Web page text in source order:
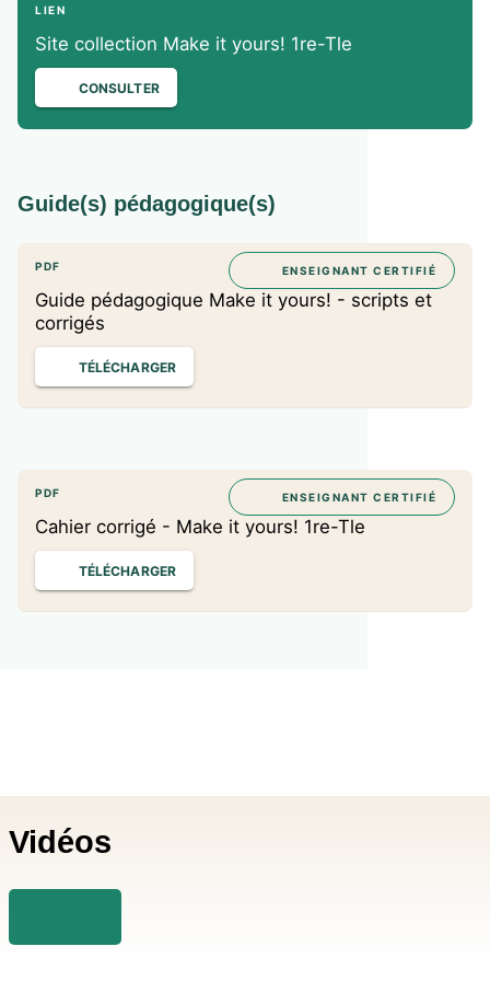
LIEN
Site collection Make it yours! 1re-Tle
CONSULTER
Guide(s) pédagogique(s)
PDF
Guide pédagogique Make it yours! - scripts et
corrigés
ENSEIGNANT CERTIFIÉ
TÉLÉCHARGER
PDF
Cahier corrigé - Make it yours! 1re-Tle
ENSEIGNANT CERTIFIÉ
TÉLÉCHARGER
Vidéos